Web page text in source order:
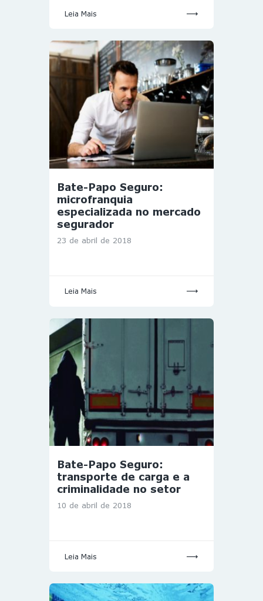
Leia Mais
Bate-Papo Seguro:
microfranquia
especializada no mercado
segurador
23 de abril de 2018
Leia Mais
Bate-Papo Seguro:
transporte de carga e a
criminalidade no setor
10 de abril de 2018
Leia Mais